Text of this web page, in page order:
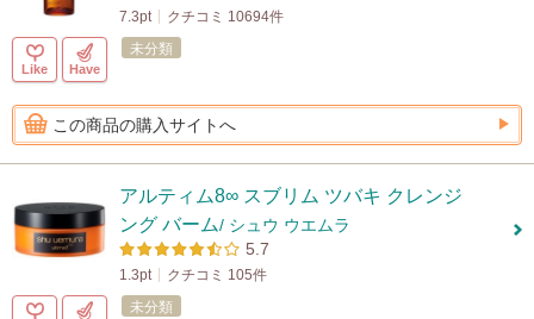
7.3pt クチコミ 10694件
Like Have
未分類
この商品の購入サイトへ
アルティム8∞ スブリム ツバキ クレンジ
ング バーム/ シュウ ウエムラ
5.7
1.3pt クチコミ 105件
未分類